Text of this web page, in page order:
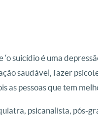
suicídio é uma
saudável, fazer
as pessoas que tem
psicanalista, pós-